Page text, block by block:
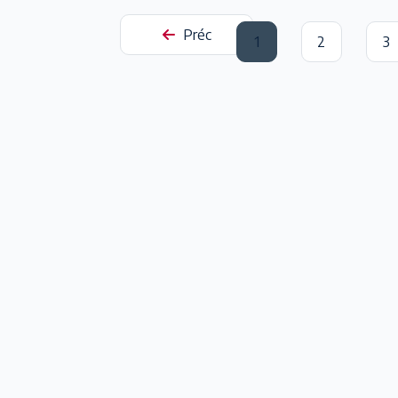
Préc 1
(current)
2 3